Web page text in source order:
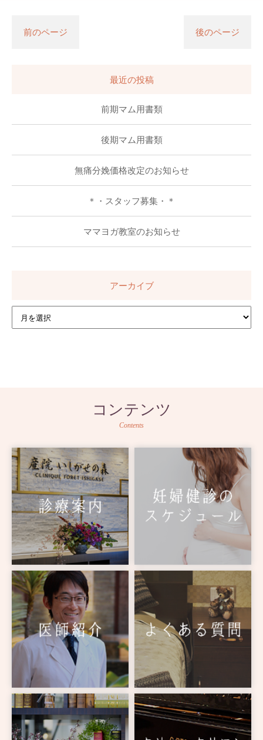
前のページ 後のページ
最近の投稿
前期マム用書類
後期マム用書類
無痛分娩価格改定のお知らせ
＊・スタッフ募集・＊
ママヨガ教室のお知らせ
アーカイブ
コンテンツ
Contents